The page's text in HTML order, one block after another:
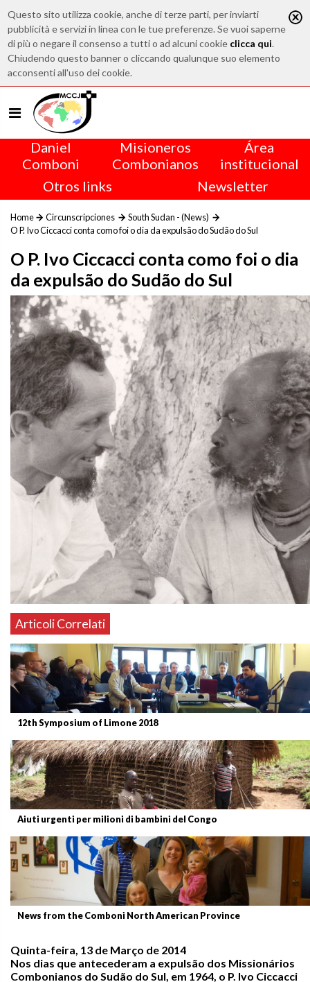
Questo sito utilizza cookie, anche di terze parti, per inviarti
pubblicità e servizi in linea con le tue preferenze. Se vuoi saperne
di più o negare il consenso a tutti o ad alcuni cookie clicca qui.
Chiudendo questo banner o cliccando qualunque suo elemento
acconsenti all'uso dei cookie.
Daniel
Comboni
Misioneros
Combonianos
Área
institucional
Otros links
Newsletter
Home Circunscripciones
South Sudan - (News)
O P. Ivo Ciccacci conta como foi o dia da expulsão do Sudão do Sul
O P. Ivo Ciccacci conta como foi o dia
da expulsão do Sudão do Sul
Articoli Correlati
12th Symposium of Limone 2018
Aiuti urgenti per milioni di bambini del Congo
News from the Comboni North American Province
Quinta-feira, 13 de Março de 2014
Nos dias que antecederam a expulsão dos Missionários
Combonianos do Sudão do Sul, em 1964, o P. Ivo Ciccacci